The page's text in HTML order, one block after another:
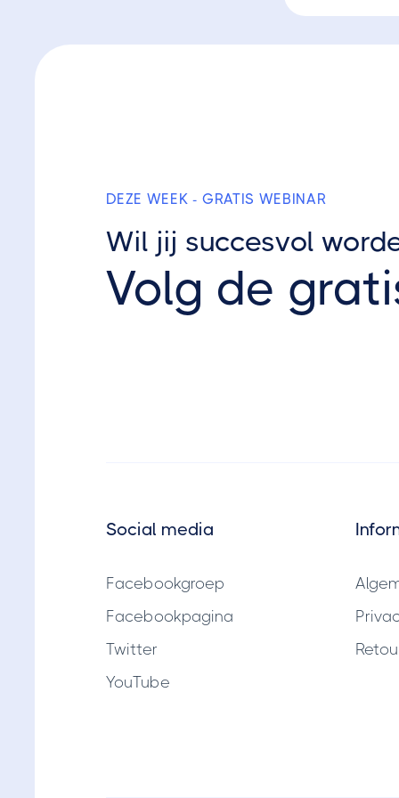
DEZE WEEK - GRATIS WEBINAR
Wil jij succesvol
Volg de
Social media
Facebookgroep
Facebookpagina
Twitter
YouTube